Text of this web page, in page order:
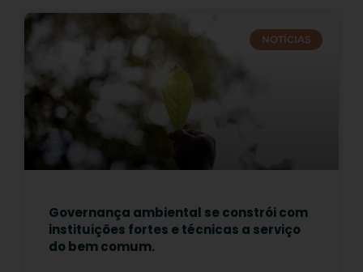
NOTÍCIAS
Governança ambiental se constrói com
instituições fortes e técnicas a serviço
do bem comum.